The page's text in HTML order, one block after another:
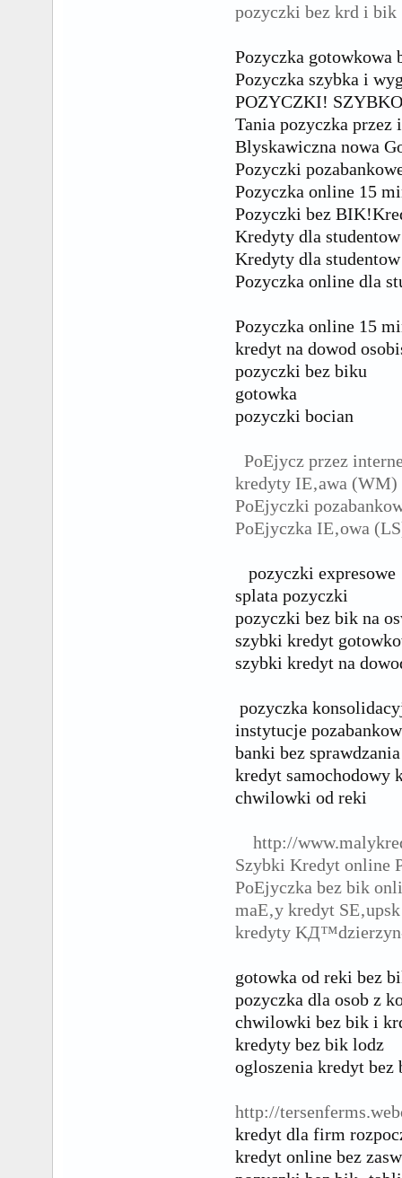
pozyczki bez krd i bik
Pozyczka gotowkowa
Pozyczka szybka i
POZYCZKI!
Tania pozyczka przez
Blyskawiczna nowa
Pozyczki
Pozyczka online 15
Pozyczki bez
Kredyty dla
Kredyty dla
Pozyczka online dla
Pozyczka online 15
kredyt na dowod
pozyczki bez biku
gotowka
pozyczki bocian
PoЕјycz przez
kredyty IЕ‚awa (WM)
PoЕјyczki
PoЕјyczka IЕ‚owa
pozyczki expresowe
splata pozyczki
pozyczki bez bik na
szybki kredyt
szybki kredyt na
pozyczka
instytucje
banki bez
kredyt samochodowy
chwilowki od reki
http://
Szybki Kredyt online
PoЕјyczka bez bik
maЕ‚y kredyt
kredyty
gotowka od reki bez
pozyczka dla osob z
chwilowki bez bik i
kredyty bez bik lodz
ogloszenia kredyt bez
http://
kredyt dla firm
kredyt online bez